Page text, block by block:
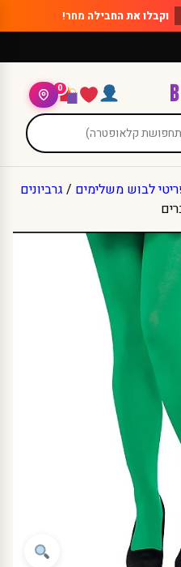
וקבלו את החבילה מחר!
0
לבוש משלימים / גרביונים